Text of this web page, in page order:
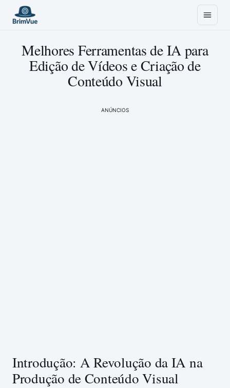
Melhores Ferramentas de IA para
Edição de Vídeos e Criação de
Conteúdo Visual
ANÚNCIOS
Introdução: A Revolução da IA na
Produção de Conteúdo Visual